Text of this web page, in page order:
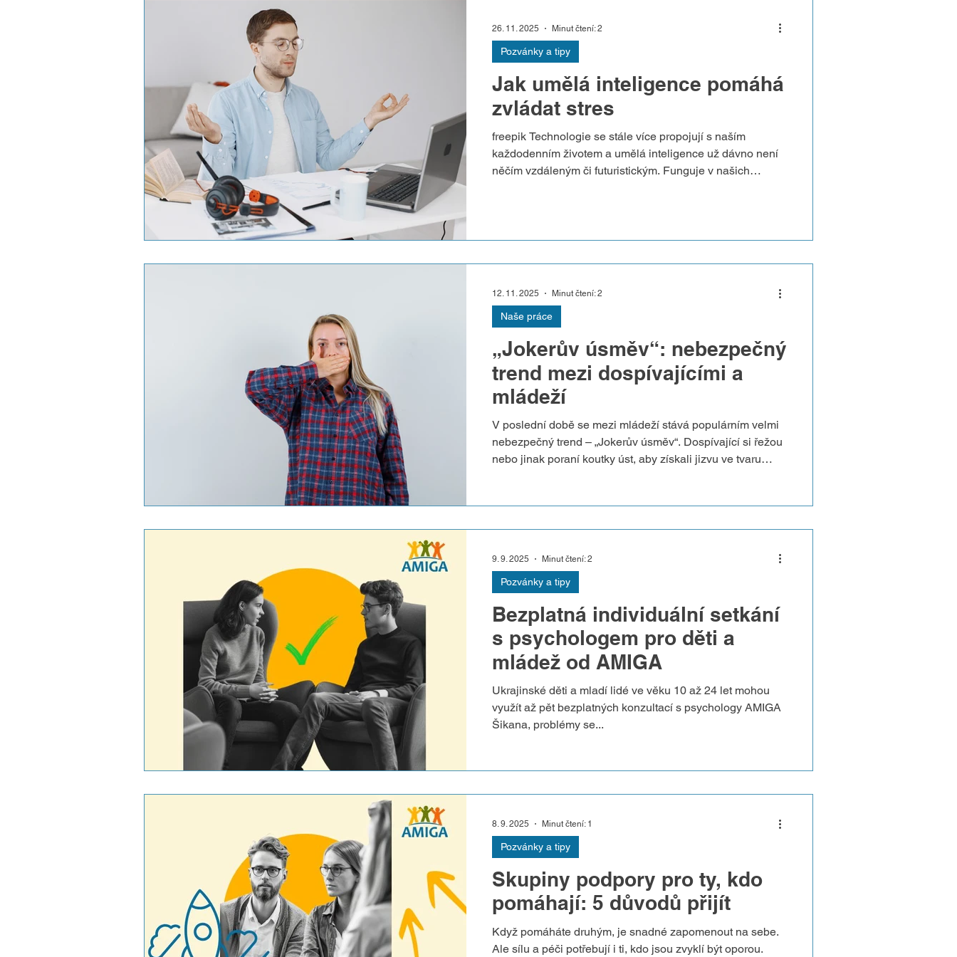
Jak umělá inteligence pomáhá
zvládat stres
freepik Technologie se stále více propojují s naším
každodenním životem a umělá inteligence už dávno není
něčím vzdáleným či futuristickým. Funguje v našich
Mikové může AI poskytnout znatelnou podporu v
mění náš
Pozvánky a tipy
26. 11. 2025 Minut čtení: 2
„Jokerův úsměv“: nebezpečný
trend mezi dospívajícími a
mládeží
V poslední době se mezi mládeží stává populárním velmi
nebezpečný trend – „Jokerův úsměv“. Dospívající si řežou
nebo jinak poraní koutky úst, aby získali jizvu ve tvaru
romantizují tuto jizvu jako symbol „rebelstvíi“ v dobrém
slova smyslu, „výjimečnosti“ či „jedinečnosti“. „Jokerův
způsoby, kterými si mládež může ub
Naše práce
12. 11. 2025 Minut čtení: 2
Bezplatná individuální setkání
s psychologem pro děti a
mládež od AMIGA
Ukrajinské děti a mladí lidé ve věku 10 až 24 let mohou
využít až pět bezplatných konzultací s psychology AMIGA
Šikana, problémy se...
Pozvánky a tipy
9. 9. 2025 Minut čtení: 2
Skupiny podpory pro ty, kdo
pomáhají: 5 důvodů přijít
Když pomáháte druhým, je snadné zapomenout na sebe.
Ale sílu a péči potřebují i ti, kdo jsou zvyklí být oporou.
Pozvánky a tipy
8. 9. 2025 Minut čtení: 1